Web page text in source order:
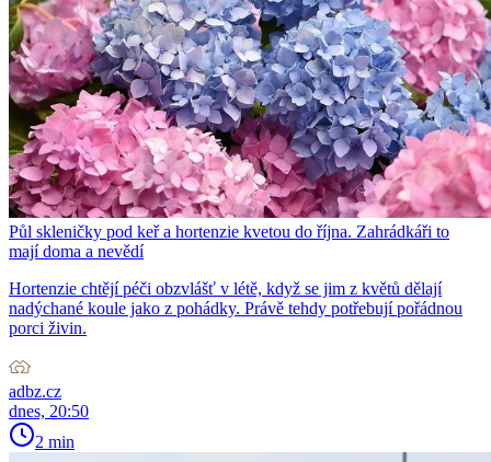
Půl skleničky pod keř a hortenzie kvetou do října. Zahrádkáři to
mají doma a nevědí
Hortenzie chtějí péči obzvlášť v létě, když se jim z květů dělají
nadýchané koule jako z pohádky. Právě tehdy potřebují pořádnou
porci živin.
adbz.cz
dnes, 20:50
2 min